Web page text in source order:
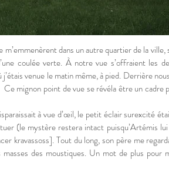
dans un autre quartier de la ville,
coulée verte. À notre vue s’offraient les
venue le matin même, à pied. Derrière
mignon point de vue se révéla être un cadre
à vue d’œil, le petit éclair surexcité
(le mystère restera intact puisqu’Artémis
kravassoss]. Tout du long, son père me
des moustiques. Un mot de plus pour